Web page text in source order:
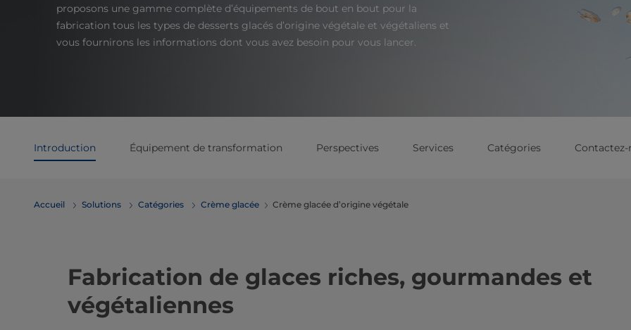
proposons une gamme complète d’équipements de bout en bout pour la
fabrication tous les types de desserts glacés d’origine végétale et végétaliens et
vous fournirons les informations dont vous avez besoin pour vous lancer.
Introduction Équipement de transformation Perspectives Services Catégories Contactez-
Accueil Solutions Catégories Crème glacée Crème glacée d’origine végétale
Fabrication de glaces riches, gourmandes et
végétaliennes